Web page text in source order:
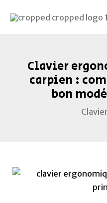
contenu
Clavier
carpien :
bon
des
articles